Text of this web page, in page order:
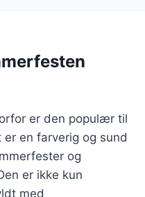
er den populær til
en farverig og sund
og
er ikke kun
med